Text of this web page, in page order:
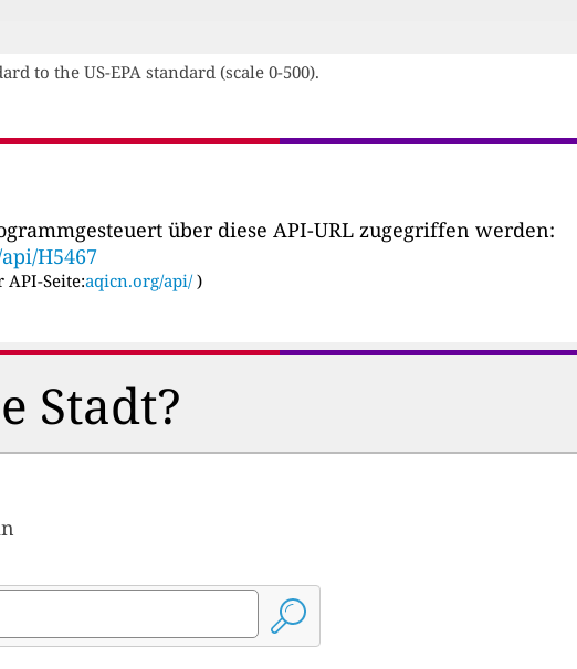
to the US-EPA standard (scale 0-500).
über diese API-URL zugegriffen werden:
H5467
Seite:aqicn.org/api/ )
Stadt?